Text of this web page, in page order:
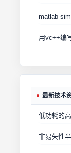
matlab
用vc++编
最新技术
低功耗的
非易失性